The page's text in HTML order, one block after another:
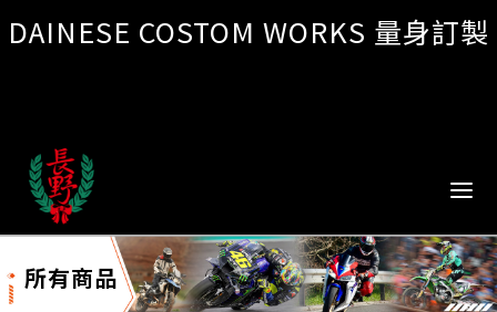
DAINESE COSTOM WORKS 量身訂製
所有商品